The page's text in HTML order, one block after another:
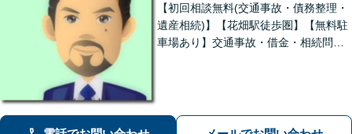
【初回相談無料(交通事故・債務整理・
遺産相続)】【花畑駅徒歩圏】【無料駐
車場あり】交通事故・借金・相続問題